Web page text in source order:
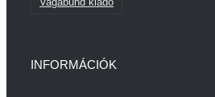
Vagabund kiadó
INFORMÁCIÓK